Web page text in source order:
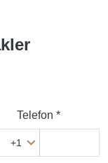
Telefon *
+1